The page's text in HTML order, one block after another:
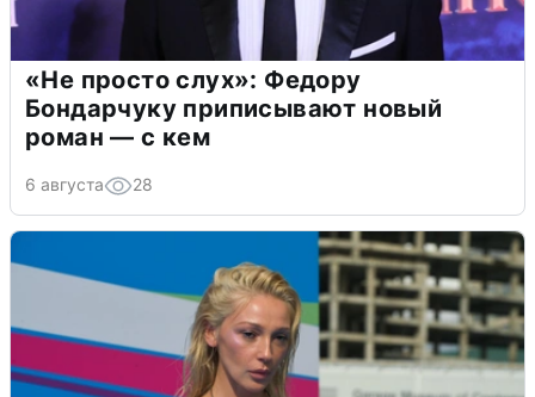
«Не просто слух»: Федору
Бондарчуку приписывают новый
роман — с кем
6 августа 28